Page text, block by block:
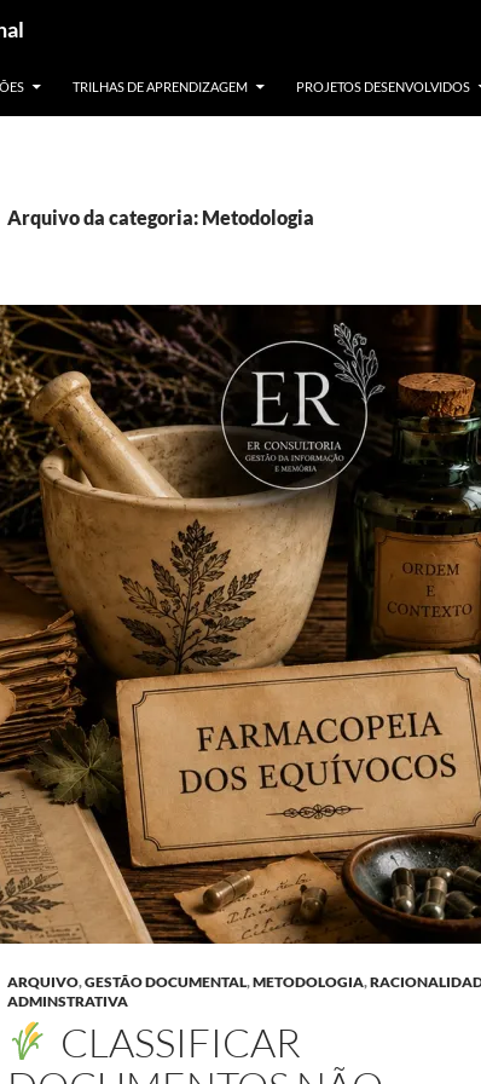
TRILHAS DE APRENDIZAGEM PROJETOS DESENVOLVIDOS
Arquivo da categoria: Metodologia
ARQUIVO,GESTÃO DOCUMENTAL,METODOLOGIA,
ADMINSTRATIVA
CLASSIFICAR